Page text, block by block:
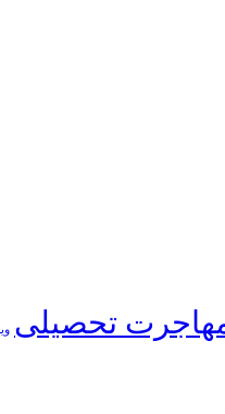
تحصیلی